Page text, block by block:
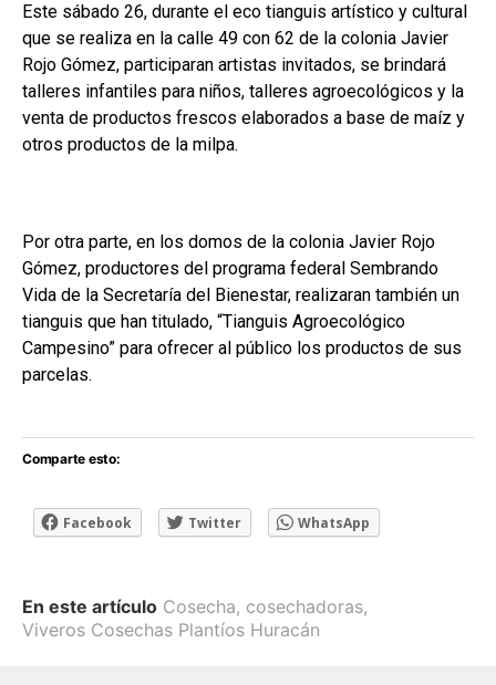
Este sábado 26, durante el eco tianguis artístico y cultural
que se realiza en la calle 49 con 62 de la colonia Javier
Rojo Gómez, participaran artistas invitados, se brindará
talleres infantiles para niños, talleres agroecológicos y la
venta de productos frescos elaborados a base de maíz y
otros productos de la milpa.
Por otra parte, en los domos de la colonia Javier Rojo
Gómez, productores del programa federal Sembrando
Vida de la Secretaría del Bienestar, realizaran también un
tianguis que han titulado, “Tianguis Agroecológico
Campesino” para ofrecer al público los productos de sus
parcelas.
Comparte esto:
Facebook Twitter WhatsApp
En este artículo Cosecha, cosechadoras,
Viveros Cosechas Plantíos Huracán